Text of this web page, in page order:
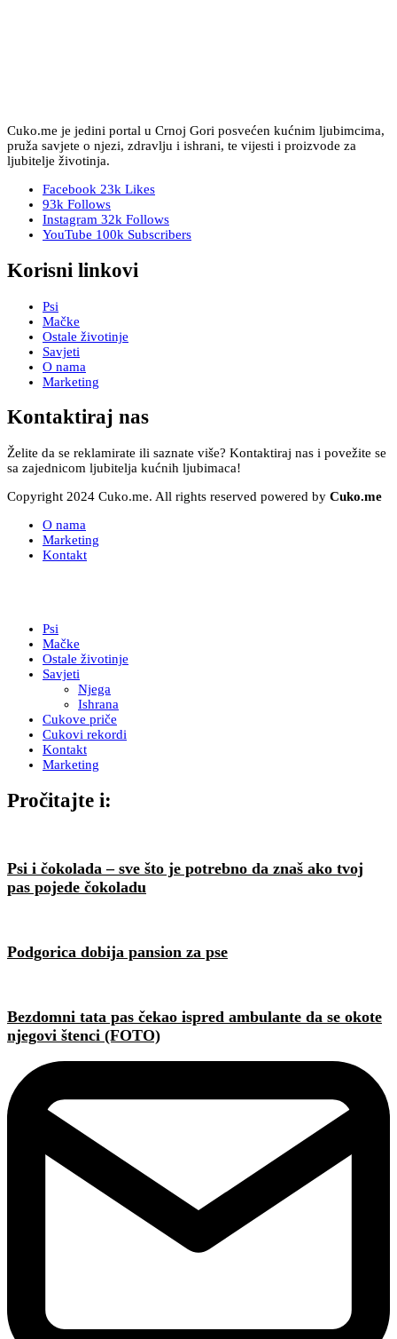
Cuko.me je jedini portal u Crnoj Gori posvećen kućnim ljubimcima,
pruža savjete o njezi, zdravlju i ishrani, te vijesti i proizvode za
ljubitelje životinja.
Facebook 23k Likes
93k Follows
Instagram 32k Follows
YouTube 100k Subscribers
Korisni linkovi
Psi
Mačke
Ostale životinje
Savjeti
O nama
Marketing
Kontaktiraj nas
Želite da se reklamirate ili saznate više? Kontaktiraj nas i povežite se
sa zajednicom ljubitelja kućnih ljubimaca!
Copyright 2024 Cuko.me. All rights reserved powered by Cuko.me
O nama
Marketing
Kontakt
Psi
Mačke
Ostale životinje
Savjeti
Njega
Ishrana
Cukove priče
Cukovi rekordi
Kontakt
Marketing
Pročitajte i:
Psi i čokolada – sve što je potrebno da znaš ako tvoj
pas pojede čokoladu
Podgorica dobija pansion za pse
Bezdomni tata pas čekao ispred ambulante da se okote
njegovi štenci (FOTO)